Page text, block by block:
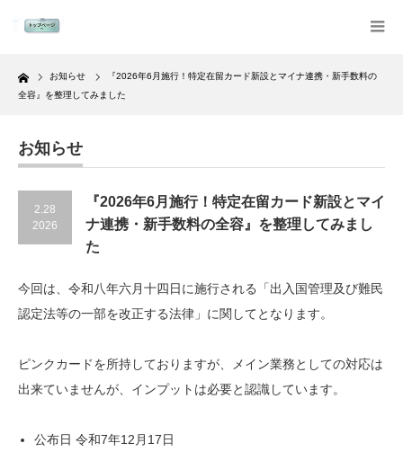
Home お知らせ
『2026年6月施行！特定在留カード新設とマイナ連携・新手数料の
全容』を整理してみました
お知らせ
2.28
2026
『2026年6月施行！特定在留カード新設とマイ
ナ連携・新手数料の全容』を整理してみまし
た
今回は、令和八年六月十四日に施行される「出入国管理及び難民
認定法等の一部を改正する法律」に関してとなります。
ピンクカードを所持しておりますが、メイン業務としての対応は
出来ていませんが、インプットは必要と認識しています。
公布日 令和7年12月17日